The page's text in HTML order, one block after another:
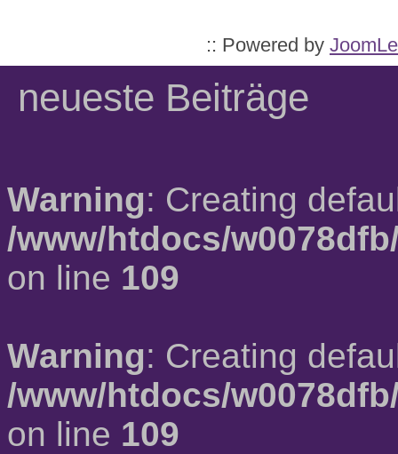
:: Powered by
neueste Beiträge
Warning: Creating
/www/htdocs/
on line 109
Warning: Creating
/www/htdocs/
on line 109